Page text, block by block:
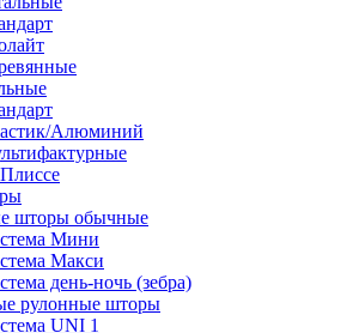
Алюминий
шторы обычные
Мини
Макси
день-ночь (зебра)
рулонные шторы
UNI 1